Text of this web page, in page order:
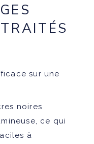
sur une
noires
ce qui
à